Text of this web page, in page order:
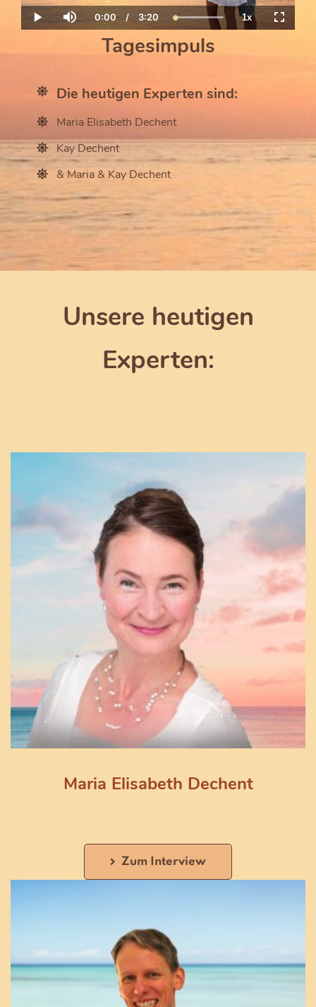
Play Mute
Current
Time
0:00 / Duration
3:20 Loaded
100.00%
1xPlayback
Rate
Tagesimpuls
Die heutigen Experten sind:
Maria Elisabeth Dechent
Kay Dechent
& Maria & Kay Dechent
Unsere heutigen
Experten:
Maria Elisabeth Dechent
Zum Interview